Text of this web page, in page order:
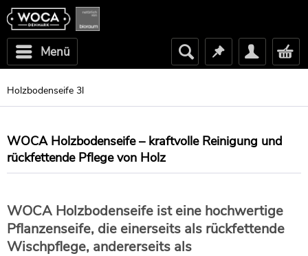
Menü
Holzbodenseife 3l
WOCA Holzbodenseife – kraftvolle Reinigung und
rückfettende Pflege von Holz
WOCA Holzbodenseife ist eine hochwertige
Pflanzenseife, die einerseits als rückfettende
Wischpflege, andererseits als